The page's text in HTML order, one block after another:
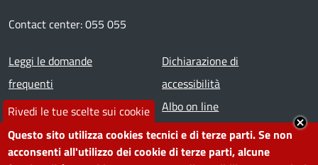
Rivedi le tue scelte sui cookie
Questo sito utilizza cookies tecnici e di terze parti. Se non
acconsenti all'utilizzo dei cookie di terze parti, alcune
Contact center: 055 055
Footer menu
Leggi le domande
frequenti
Prenota appuntamento
Segnala disservizio
Amministrazione
Dichiarazione di
accessibilità
Albo on line
Redazione web
Piano di miglioramento dei